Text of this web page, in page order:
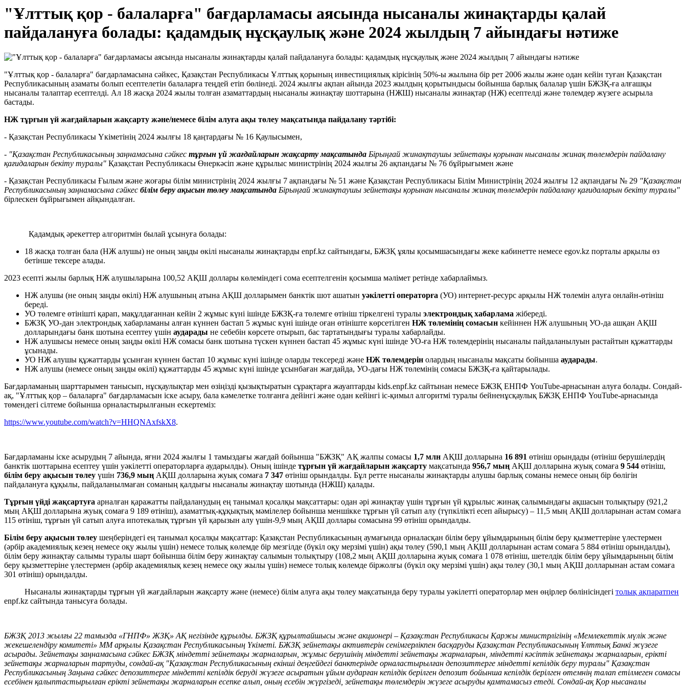
"Ұлттық қор - балаларға" бағдарламасы аясында нысаналы жинақтарды қалай
пайдалануға болады: қадамдық нұсқаулық және 2024 жылдың 7 айындағы нәтиже
"Ұлттық қор - балаларға" бағдарламасына сәйкес, Қазақстан Республикасы Ұлттық қорының инвестициялық кірісінің 50%-ы жылына бір рет 2006 жылы және одан кейін туған Қазақстан
Республикасының азаматы болып есептелетін балаларға теңдей етіп бөлінеді. 2024 жылғы ақпан айында 2023 жылдың қорытындысы бойынша барлық балалар үшін БЖЗҚ-ға алғашқы
нысаналы талаптар есептелді. Ал 18 жасқа 2024 жылы толған азаматтардың нысаналы жинақтау шоттарына (НЖШ) нысаналы жинақтар (НЖ) есептелді және төлемдер жүзеге асырыла
бастады.
НЖ тұрғын үй жағдайларын жақсарту және/немесе білім алуға ақы төлеу мақсатында пайдалану тәртібі:
- Қазақстан Республикасы Үкіметінің 2024 жылғы 18 қаңтардағы № 16 Қаулысымен,
- "Қазақстан Республикасының заңнамасына сәйкес тұрғын үй жағдайларын жақсарту мақсатында Бірыңғай жинақтаушы зейнетақы қорынан нысаналы жинақ төлемдерін пайдалану
қағидаларын бекіту туралы" Қазақстан Республикасы Өнеркәсіп және құрылыс министрінің 2024 жылғы 26 ақпандағы № 76 бұйрығымен және
- Қазақстан Республикасы Ғылым және жоғары білім министрінің 2024 жылғы 7 ақпандағы № 51 және Қазақстан Республикасы Білім Министрінің 2024 жылғы 12 ақпандағы № 29 "Қазақстан
Республикасының заңнамасына сәйкес білім беру ақысын төлеу мақсатында Бірыңғай жинақтаушы зейнетақы қорынан нысаналы жинақ төлемдерін пайдалану қағидаларын бекіту туралы"
бірлескен бұйрығымен айқындалған.
Қадамдық әрекеттер алгоритмін былай ұсынуға болады:
18 жасқа толған бала (НЖ алушы) не оның заңды өкілі нысаналы жинақтарды enpf.kz сайтындағы, БЖЗҚ ұялы қосымшасындағы жеке кабинетте немесе egov.kz порталы арқылы өз
бетінше тексере алады.
2023 есепті жылы барлық НЖ алушыларына 100,52 АҚШ доллары көлеміндегі сома есептелгенін қосымша мәлімет ретінде хабарлаймыз.
НЖ алушы (не оның заңды өкілі) НЖ алушының атына АҚШ долларымен банктік шот ашатын уәкілетті операторға (УО) интернет-ресурс арқылы НЖ төлемін алуға онлайн-өтініш
береді.
УО төлемге өтінішті қарап, мақұлдағаннан кейін 2 жұмыс күні ішінде БЖЗҚ-ға төлемге өтініш тіркелгені туралы электрондық хабарлама жібереді.
БЖЗҚ УО-дан электрондық хабарламаны алған күннен бастап 5 жұмыс күні ішінде оған өтініште көрсетілген НЖ төлемінің сомасын кейіннен НЖ алушының УО-да ашқан АҚШ
долларындағы банк шотына есептеу үшін аударады не себебін көрсете отырып, бас тартатындығы туралы хабарлайды.
НЖ алушысы немесе оның заңды өкілі НЖ сомасы банк шотына түскен күннен бастап 45 жұмыс күні ішінде УО-ға НЖ төлемдерінің нысаналы пайдаланылуын растайтын құжаттарды
ұсынады.
УО НЖ алушы құжаттарды ұсынған күннен бастап 10 жұмыс күні ішінде оларды тексереді және НЖ төлемдерін олардың нысаналы мақсаты бойынша аударады.
НЖ алушы (немесе оның заңды өкілі) құжаттарды 45 жұмыс күні ішінде ұсынбаған жағдайда, УО-дағы НЖ төлемінің сомасы БЖЗҚ-ға қайтарылады.
Бағдарламаның шарттарымен танысып, нұсқаулықтар мен өзіңізді қызықтыратын сұрақтарға жауаптарды kids.enpf.kz сайтынан немесе БЖЗҚ ЕНПФ YouTube-арнасынан алуға болады. Сондай-
ақ, "Ұлттық қор – балаларға" бағдарламасын іске асыру, бала кәмелетке толғанға дейінгі және одан кейінгі іс-қимыл алгоритмі туралы бейненұсқаулық БЖЗҚ ЕНПФ YouTube-арнасында
төмендегі сілтеме бойынша орналастырылғанын ескертеміз:
https://www.youtube.com/watch?v=HHQNAxfskX8.
Бағдарламаны іске асырудың 7 айында, яғни 2024 жылғы 1 тамыздағы жағдай бойынша "БЖЗҚ" АҚ жалпы сомасы 1,7 млн АҚШ долларына 16 891 өтініш орындады (өтініш берушілердің
банктік шоттарына есептеу үшін уәкілетті операторларға аударылды). Оның ішінде тұрғын үй жағдайларын жақсарту мақсатында 956,7 мың АҚШ долларына жуық сомаға 9 544 өтініш,
білім беру ақысын төлеу үшін 736,9 мың АҚШ долларына жуық сомаға 7 347 өтініш орындалды. Бұл ретте нысаналы жинақтарды алушы барлық соманы немесе оның бір бөлігін
пайдалануға құқылы, пайдаланылмаған соманың қалдығы нысаналы жинақтау шотында (НЖШ) қалады.
Тұрғын үйді жақсартуға арналған қаражатты пайдаланудың ең танымал қосалқы мақсаттары: одан әрі жинақтау үшін тұрғын үй құрылыс жинақ салымындағы ақшасын толықтыру (921,2
мың АҚШ долларына жуық сомаға 9 189 өтініш), азаматтық-құқықтық мәмілелер бойынша меншікке тұрғын үй сатып алу (түпкілікті есеп айырысу) – 11,5 мың АҚШ долларынан астам сомаға
115 өтініш, тұрғын үй сатып алуға ипотекалық тұрғын үй қарызын алу үшін-9,9 мың АҚШ доллары сомасына 99 өтініш орындалды.
Білім беру ақысын төлеу шеңберіндегі ең танымал қосалқы мақсаттар: Қазақстан Республикасының аумағында орналасқан білім беру ұйымдарының білім беру қызметтеріне үлестермен
(әрбір академиялық кезең немесе оқу жылы үшін) немесе толық көлемде бір мезгілде (бүкіл оқу мерзімі үшін) ақы төлеу (590,1 мың АҚШ долларынан астам сомаға 5 884 өтініш орындалды),
білім беру жинақтау салымы туралы шарт бойынша білім беру жинақтау салымын толықтыру (108,2 мың АҚШ долларына жуық сомаға 1 078 өтініш, шетелдік білім беру ұйымдарының білім
беру қызметтеріне үлестермен (әрбір академиялық кезең немесе оқу жылы үшін) немесе толық көлемде біржолғы (бүкіл оқу мерзімі үшін) ақы төлеу (30,1 мың АҚШ долларынан астам сомаға
301 өтініш) орындалды.
Нысаналы жинақтарды тұрғын үй жағдайларын жақсарту және (немесе) білім алуға ақы төлеу мақсатында беру туралы уәкілетті операторлар мен өңірлер бөлінісіндегі толық ақпаратпен
enpf.kz сайтында танысуға болады.
БЖЗҚ 2013 жылғы 22 тамызда «ГНПФ» ЖЗҚ» АҚ негізінде құрылды. БЖЗҚ құрылтайшысы және акционері – Қазақстан Республикасы Қаржы министрлігінің «Мемлекеттік мүлік және
жекешелендіру комитеті» ММ арқылы Қазақстан Республикасының Үкіметі. БЖЗҚ зейнетақы активтерін сенімгерлікпен басқаруды Қазақстан Республикасының Ұлттық Банкі жүзеге
асырады. Зейнетақы заңнамасына сәйкес БЖЗҚ міндетті зейнетақы жарналарын, жұмыс берушінің міндетті зейнетақы жарналарын, міндетті кәсіптік зейнетақы жарналарын, ерікті
зейнетақы жарналарын тартуды, сондай-ақ "Қазақстан Республикасының екінші деңгейдегі банктерінде орналастырылған депозиттерге міндетті кепілдік беру туралы" Қазақстан
Республикасының Заңына сәйкес депозиттерге міндетті кепілдік беруді жүзеге асыратын ұйым аударған кепілдік берілген депозит бойынша кепілдік берілген өтемнің талап етілмеген сомасы
есебінен қалыптастырылған ерікті зейнетақы жарналарын есепке алып, оның есебін жүргізеді, зейнетақы төлемдерін жүзеге асыруды қамтамасыз етеді. Сондай-ақ Қор нысаналы